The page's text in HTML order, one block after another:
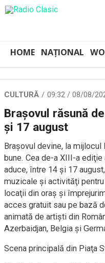
HOME NAȚIONAL
CULTURĂ 09:32 / 08/08/
Braşovul răsună
şi 17 august
Braşovul devine, la
bune. Cea de-a XIII-a
aduce, între 14 şi 17
muzicale şi activităţi
locaţii din oraş şi
acces gratuit sau pe bază
animată de artişti din
Azerbaidjan, Belgia şi
Scena principală din Piaţa